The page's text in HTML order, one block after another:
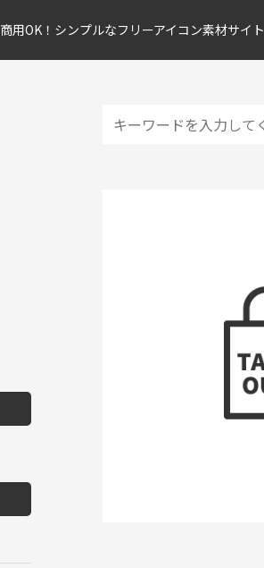
商用OK！シンプルなフリーアイコン素材サイト